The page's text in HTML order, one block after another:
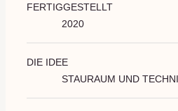
FERTIGGESTELLT
2020
DIE IDEE
STAURAUM UND